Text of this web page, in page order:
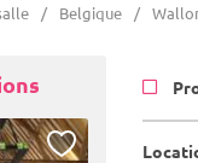
Belgique